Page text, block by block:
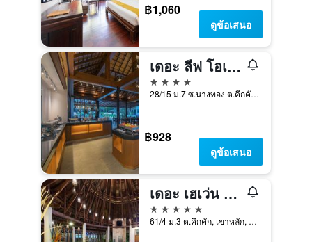
฿1,060
ดูข้อเสนอ
เดอะ ลีฟ โอเชียนไซด์
4 ดาว
28/15 ม.7 ซ.นางทอง ต.คึกคัก, เขาหลัก, ประเทศไทย
฿928
ดูข้อเสนอ
เดอะ เฮเว่น เขาหลัก
5 ดาว
61/4 ม.3 ต.คึกคัก, เขาหลัก, ประเทศไทย